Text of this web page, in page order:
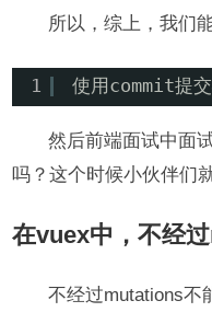
所以，综上，我们
1 使用commit提
然后前端面试中面
吗？这个时候小伙伴们
在vuex中，不经
不经过mutations不